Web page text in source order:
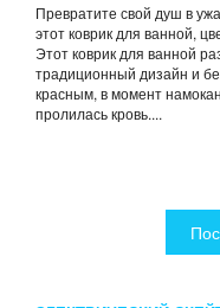
Превратите свой душ в
этот коврик для ванной,
Этот коврик для ванной
традиционный дизайн и
красным, в момент
пролилась кровь....